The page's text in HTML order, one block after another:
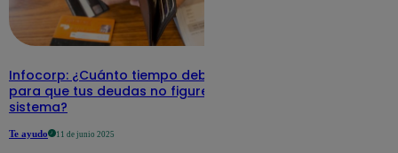
Infocorp: ¿Cuánto tiempo debe pasar
para que tus deudas no figuren en su
sistema?
Te ayudo 11 de junio 2025